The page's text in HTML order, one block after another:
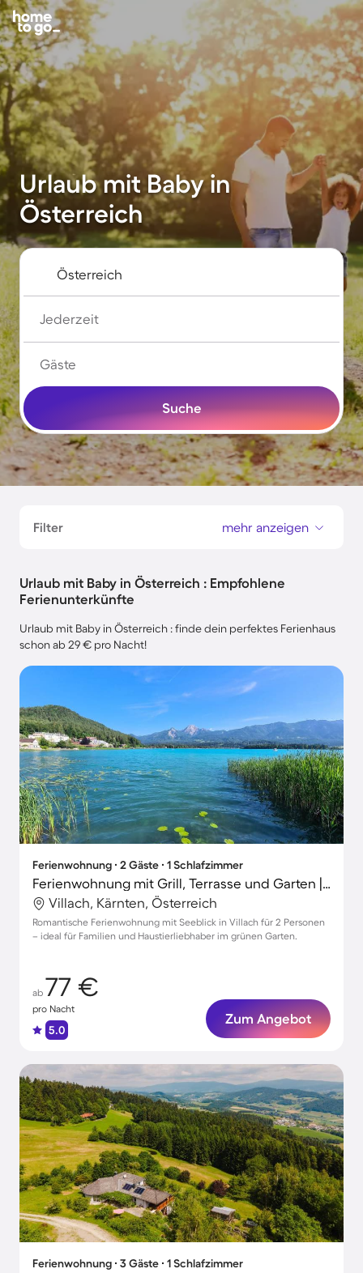
Urlaub mit Baby in
Österreich
Jederzeit
Gäste
Suche
Filter mehr anzeigen
Urlaub mit Baby in Österreich : Empfohlene
Ferienunterkünfte
Urlaub mit Baby in Österreich : finde dein perfektes Ferienhaus
schon ab 29 € pro Nacht!
Ferienwohnung ∙ 2 Gäste ∙ 1 Schlafzimmer
Ferienwohnung mit Grill, Terrasse und Garten | Seeblick
Villach, Kärnten, Österreich
Romantische Ferienwohnung mit Seeblick in Villach für 2 Personen
– ideal für Familien und Haustierliebhaber im grünen Garten.
ab 77 €
pro Nacht
5.0
Zum Angebot
Ferienwohnung ∙ 3 Gäste ∙ 1 Schlafzimmer